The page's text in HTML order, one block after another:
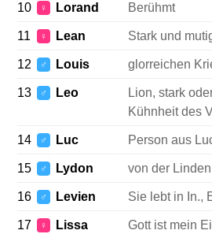
10 ♀ Lorand Berühmt
11 ♀ Lean Stark und
12 ♂ Louis glorreichen
13 ♂ Leo
Lion, stark
Kühnheit des
14 ♂ Luc Person aus
15 ♂ Lydon von der Linden
16 ♂ Levien Sie lebt in In.,
17 ♀ Lissa Gott ist mein